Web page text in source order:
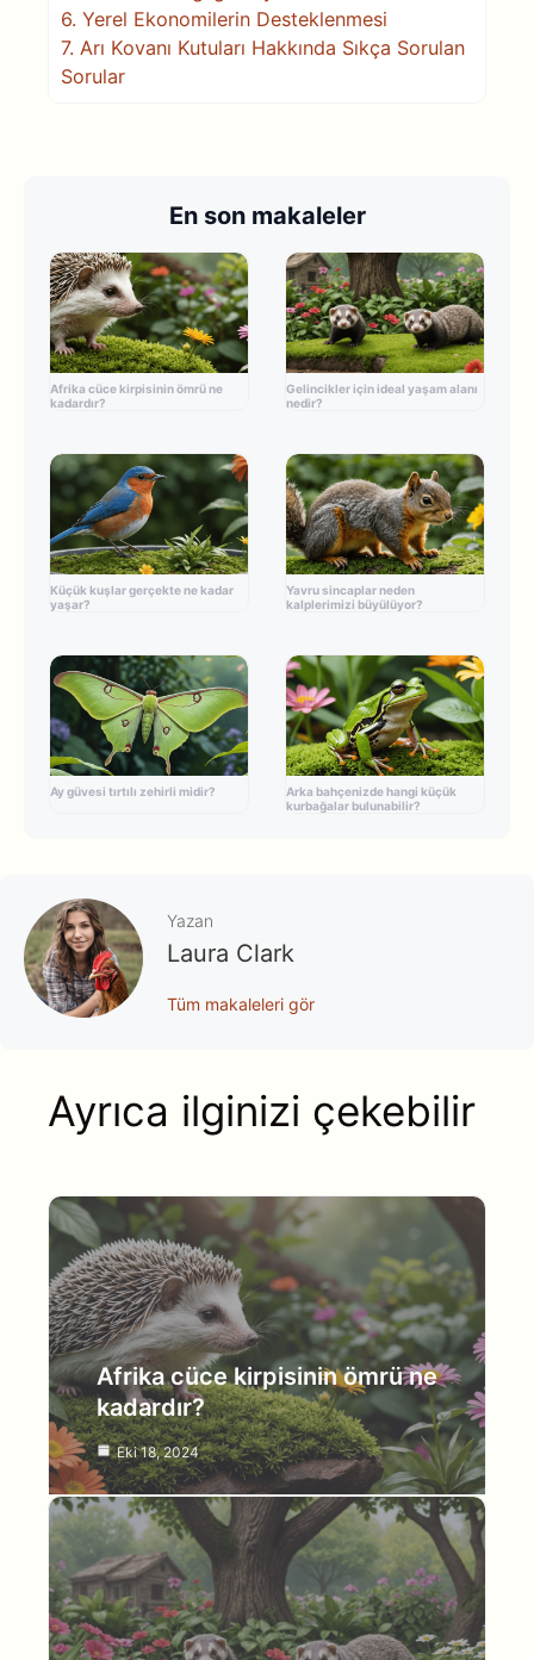
6. Yerel Ekonomilerin Desteklenmesi
7. Arı Kovanı Kutuları Hakkında Sıkça Sorulan
Sorular
En son makaleler
Afrika cüce kirpisinin ömrü ne
kadardır?
Gelincikler için ideal yaşam alanı
nedir?
Küçük kuşlar gerçekte ne kadar
yaşar?
Yavru sincaplar neden
kalplerimizi büyülüyor?
Ay güvesi tırtılı zehirli midir?
Arka bahçenizde hangi küçük
kurbağalar bulunabilir?
Yazan
Laura Clark
Tüm makaleleri gör
Ayrıca ilginizi çekebilir
Afrika cüce kirpisinin ömrü ne
kadardır?
Eki 18, 2024